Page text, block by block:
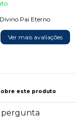
Pai Eterno
Ver mais avaliações
este produto